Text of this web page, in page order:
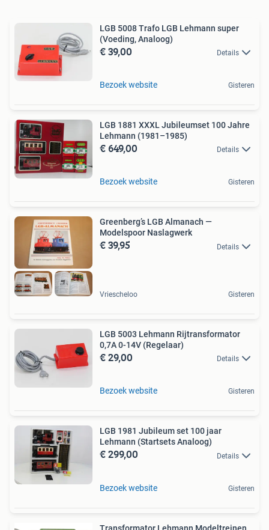
LGB 5008 Trafo LGB Lehmann super
(Voeding, Analoog)
€ 39,00 Details
Bezoek website Gisteren
LGB 1881 XXXL Jubileumset 100 Jahre
Lehmann (1981–1985)
€ 649,00 Details
Bezoek website Gisteren
Greenberg’s LGB Almanach —
Modelspoor Naslagwerk
€ 39,95 Details
Vriescheloo Gisteren
LGB 5003 Lehmann Rijtransformator
0,7A 0-14V (Regelaar)
€ 29,00 Details
Bezoek website Gisteren
LGB 1981 Jubileum set 100 jaar
Lehmann (Startsets Analoog)
€ 299,00 Details
Bezoek website Gisteren
Transformator Lehmann Modeltreinen